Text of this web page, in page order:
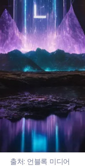
출처: 언블록 미디어